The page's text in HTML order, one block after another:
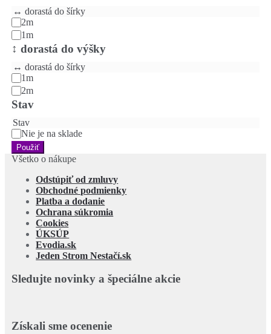
↔️ dorastá do šírky
2m
1m
↕️ dorastá do výšky
↔️ dorastá do šírky
1m
2m
Stav
Stav
Nie je na sklade
Použiť
Všetko o nákupe
Odstúpiť od zmluvy
Obchodné podmienky
Platba a dodanie
Ochrana súkromia
Cookies
ÚKSÚP
Evodia.sk
Jeden Strom Nestačí.sk
Sledujte novinky a špeciálne akcie
Získali sme ocenenie